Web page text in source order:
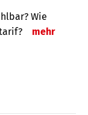
Wie
mehr